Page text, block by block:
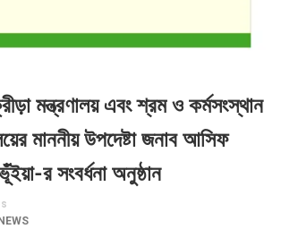
মন্ত্রণালয় এবং শ্রম ও কর্মসংস্থান
মাননীয় উপদেষ্টা জনাব আসিফ
র সংবর্ধনা অনুষ্ঠান